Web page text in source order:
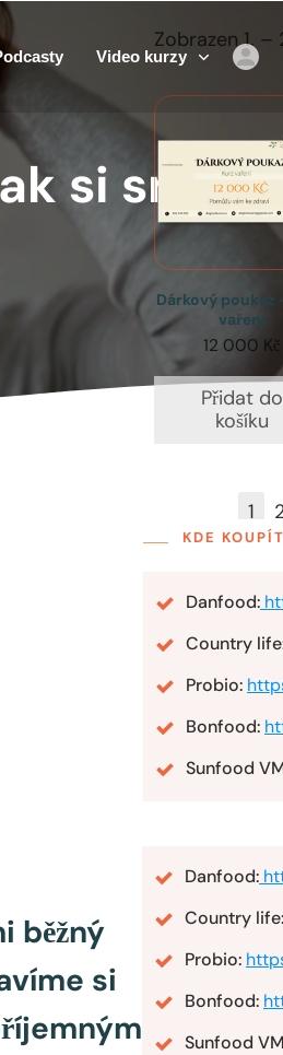
Video kurzy
si
běžný
si
Zobrazen 1. –
Dárkový poukaz
vaření
12 000 Kč
Přidat do
košíku
1
KDE
Danfood:
Country
Probio:
Bonfood:
Sunfood
Danfood:
Country life:
Probio:
Bonfood:
Sunfood VM